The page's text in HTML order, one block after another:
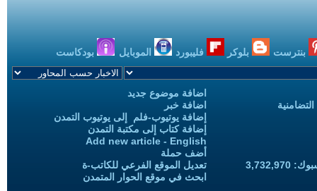
بنترست بلوكر فليبورد الموبايل بودكاست
اضافة موضوع جديد
اضافة خبر
إضافة يوتيوب-فلم إلى يوتيوب التمدن
إضافة كتاب إلى مكتبة التمدن
Add new article - English
أضف حملة
تعديل الموقع الفرعي للكاتب-ة
ابحث في موقع الحوار المتمدن